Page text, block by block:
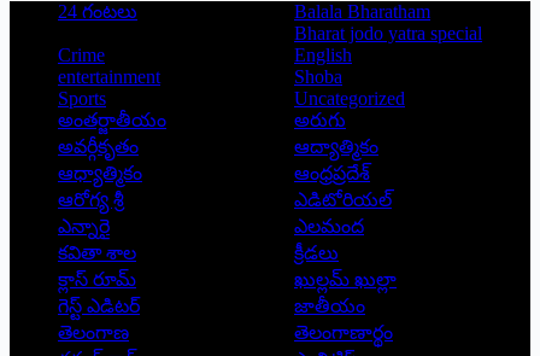
24 గంటలు
Balala Bharatham
Bharat jodo yatra special
Crime
English
entertainment
Shoba
Sports
Uncategorized
అంతర్జాతీయం
అరుగు
అవర్గీకృతం
ఆద్యాత్మికం
ఆధ్యాత్మికం
ఆంధ్రప్రదేశ్
ఆరోగ్య శ్రీ
ఎడిటోరియల్
ఎన్నారై
ఎలమంద
కవితా శాల
క్రీడలు
క్లాస్ రూమ్
ఖుల్లమ్ ఖుల్లా
గెస్ట్ ఎడిటర్
జాతీయం
తెలంగాణ
తెలంగాణార్థం